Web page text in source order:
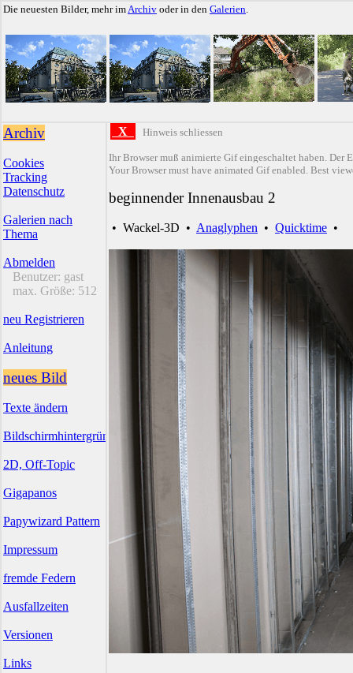
Die neuesten Bilder, mehr imArchiv oder in den Galerien.
Archiv
Cookies
Tracking
Datenschutz
Galerien nach
Thema
Abmelden
Benutzer: gast
max. Größe: 512
neu Registrieren
Anleitung
neues Bild
Texte ändern
Bildschirmhintergründe
2D, Off-Topic
Gigapanos
Papywizard Pattern
Impressum
fremde Federn
Ausfallzeiten
Versionen
Links
X Hinweis schliessen
Ihr Browser muß animierte Gif eingeschaltet haben. Der
Your Browser must have animated Gif enabled. Best
beginnender Innenausbau 2
• Wackel-3D • Anaglyphen • Quicktime •